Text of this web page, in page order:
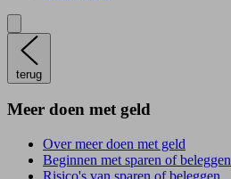
terug
Meer doen met geld
Over meer doen met geld
Beginnen met sparen of beleggen